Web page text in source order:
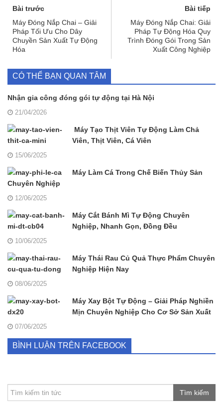
Bài trước
Máy Đóng Nắp Chai – Giải
Pháp Tối Ưu Cho Dây
Chuyền Sản Xuất Tự Động
Hóa
Bài tiếp
Máy Đóng Nắp Chai: Giải
Pháp Tự Động Hóa Quy
Trình Đóng Gói Trong Sản
Xuất Công Nghiệp
CÓ THỂ BẠN QUAN TÂM
Nhận gia công đóng gói tự động tại Hà Nội
21/04/2026
Máy Tạo Thịt Viên Tự Động Làm Chả
Viên, Thịt Viên, Cá Viên
15/06/2025
Máy Làm Cá Trong Chế Biến Thủy Sản
Chuyên Nghiệp
12/06/2025
Máy Cắt Bánh Mì Tự Động Chuyên
Nghiệp, Nhanh Gọn, Đồng Đều
10/06/2025
Máy Thái Rau Củ Quả Thực Phẩm Chuyên
Nghiệp Hiện Nay
08/06/2025
Máy Xay Bột Tự Động – Giải Pháp Nghiền
Mịn Chuyên Nghiệp Cho Cơ Sở Sản Xuất
07/06/2025
BÌNH LUẬN TRÊN FACEBOOK
Tìm kiếm